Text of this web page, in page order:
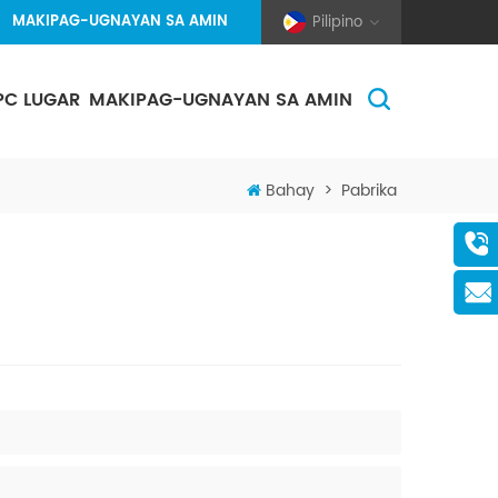
Pilipino
MAKIPAG-UGNAYAN SA AMIN
LUGAR MAKIPAG-UGNAYAN SA AMIN
Bahay > Pabrika